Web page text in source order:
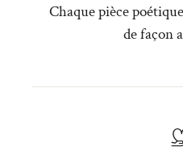
Chaque pièce
de façon